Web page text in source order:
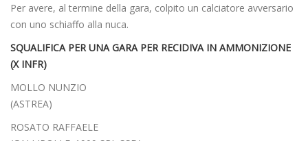
Per avere, al termine della gara, colpito un calciatore avversario
con uno schiaffo alla nuca.
SQUALIFICA PER UNA GARA PER RECIDIVA IN AMMONIZIONE
(X INFR)
MOLLO NUNZIO
(ASTREA)
ROSATO RAFFAELE